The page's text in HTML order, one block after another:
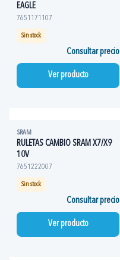
EAGLE
7651171107
Sin stock
Consultar precio
Ver producto
SRAM
RULETAS CAMBIO SRAM X7/X9
10V
7651222007
Sin stock
Consultar precio
Ver producto